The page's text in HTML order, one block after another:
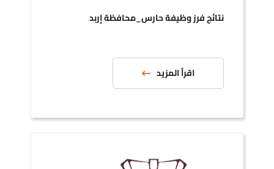
نتائج فرز وظيفة حارس_محافظة إربد
اقرأ المزيد